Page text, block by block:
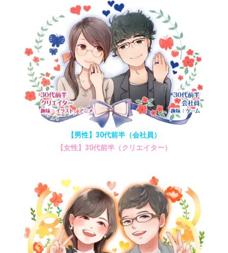
【男性】30代前半（会社員）
【女性】30代前半（クリエイター）